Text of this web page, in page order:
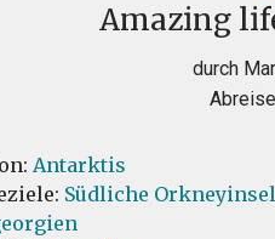
Amazing
durch
Antarktis
Südliche